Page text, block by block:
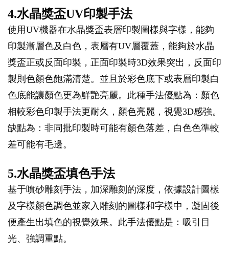
4.水晶獎盃UV印製手法
使用UV機器在水晶獎盃表層印製圖樣與字樣，能夠
印製漸層色及白色，表層有UV層覆蓋，能夠於水晶
獎盃正或反面印製，正面印製時3D效果突出，反面印
製則色顏色飽滿清楚。並且於彩色底下或表層印製白
色底能讓顏色更為鮮艷亮麗。此種手法優點為：顏色
相較彩色印製手法更耐久，顏色亮麗，視覺3D感強。
缺點為：非同批印製時可能有顏色落差，白色色準較
差可能有毛邊。
5.水晶獎盃填色手法
基于噴砂雕刻手法，加深雕刻的深度，依據設計圖樣
及字樣顏色調色並家入雕刻的圖樣和字樣中，凝固後
便產生出填色的視覺效果。此手法優點是：吸引目
光、強調重點。